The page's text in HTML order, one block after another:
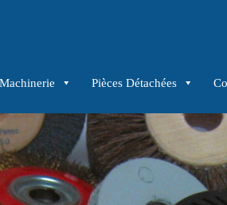
Machinerie Pièces Détachées